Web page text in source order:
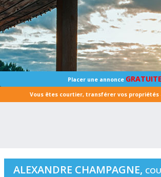
Placer une annonce GRATUITE
Vous êtes courtier, transférer vos propriétés
ALEXANDRE CHAMPAGNE,